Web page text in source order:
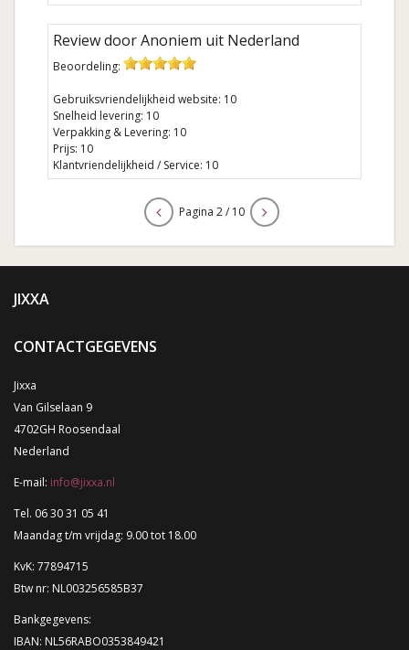
Review door Anoniem uit Nederland
Beoordeling:
Gebruiksvriendelijkheid website: 10
Snelheid levering: 10
Verpakking & Levering: 10
Prijs: 10
Klantvriendelijkheid / Service: 10
Pagina 2 / 10
JIXXA
CONTACTGEGEVENS
Jixxa
Van Gilselaan 9
4702GH Roosendaal
Nederland
E-mail: info@jixxa.nl
Tel. 06 30 31 05 41
Maandag t/m vrijdag: 9.00 tot 18.00
KvK: 77894715
Btw nr: NL003256585B37
Bankgegevens:
IBAN: NL56RABO0353849421